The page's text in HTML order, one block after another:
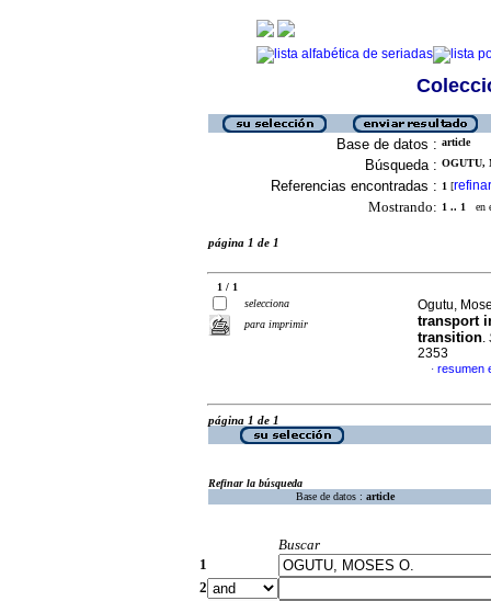
Base de datos : article
Búsqueda : OGUTU,
Referencias encontradas : 1 [refinar
Mostrando: 1 .. 1 en
página 1 de 1
1 / 1
selecciona
para imprimir
Ogutu,
transport
transition.
2353
· resumen
página 1 de 1
Refinar la búsqueda
Base de datos : article
Buscar
1
2